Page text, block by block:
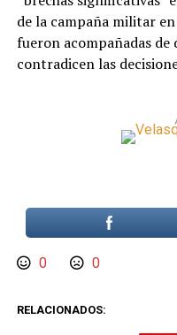
de la campaña militar en
fueron acompañadas de
contradicen las
0 0
RELACIONADOS: